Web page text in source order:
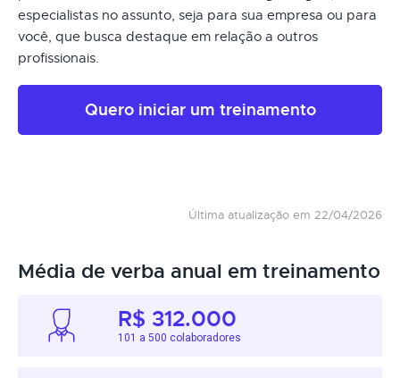
especialistas no assunto, seja para sua empresa ou para
você, que busca destaque em relação a outros
profissionais.
Quero iniciar um treinamento
Última atualização em 22/04/2026
Média de verba anual em treinamento
R$ 312.000
101 a 500 colaboradores